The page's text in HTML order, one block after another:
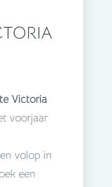
Victoria
voorjaar
volop in
een